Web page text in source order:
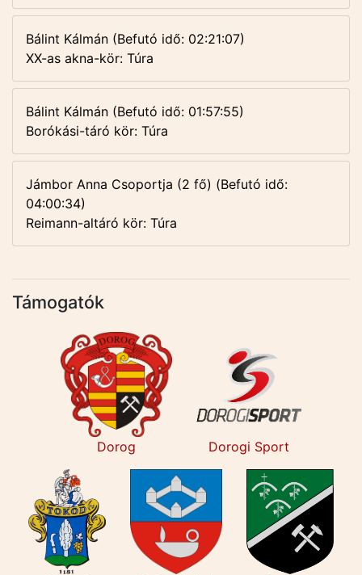
Bálint Kálmán (Befutó idő: 02:21:07)
XX-as akna-kör: Túra
Bálint Kálmán (Befutó idő: 01:57:55)
Borókási-táró kör: Túra
Jámbor Anna Csoportja (2 fő) (Befutó idő:
04:00:34)
Reimann-altáró kör: Túra
Támogatók
Dorog Dorogi Sport